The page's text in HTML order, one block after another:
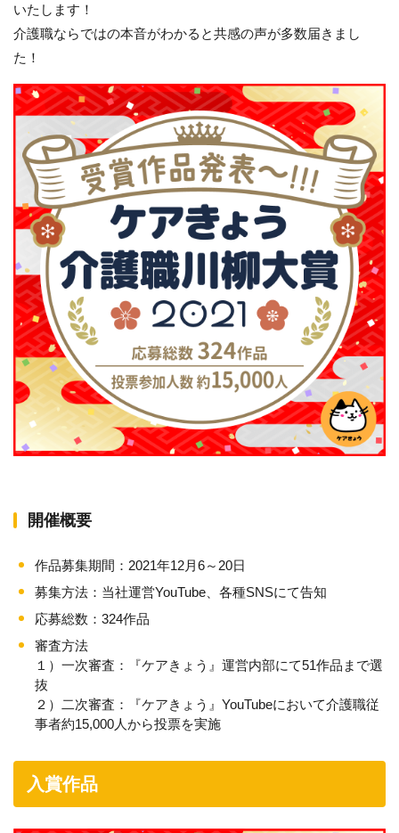
いたします！
介護職ならではの本音がわかると共感の声が多数届きまし
た！
開催概要
作品募集期間：2021年12月6～20日
募集方法：当社運営YouTube、各種SNSにて告知
応募総数：324作品
審査方法
１）一次審査：『ケアきょう』運営内部にて51作品まで選
抜
２）二次審査：『ケアきょう』YouTubeにおいて介護職従
事者約15,000人から投票を実施
入賞作品